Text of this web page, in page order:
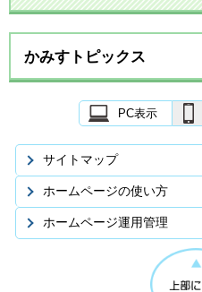
かみすトピックス
PC表示
サイトマップ
ホームページの使い方
ホームページ運用管理